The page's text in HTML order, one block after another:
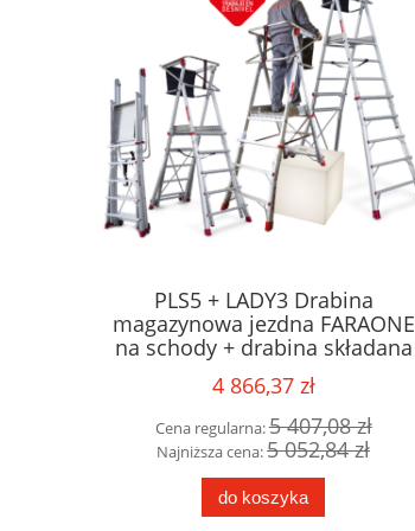
PLS5 + LADY3 Drabina
magazynowa jezdna FARAONE
na schody + drabina składana
GRATIS !!!
4 866,37 zł
Cena regularna:5 407,08 zł
Najniższa cena:5 052,84 zł
do koszyka